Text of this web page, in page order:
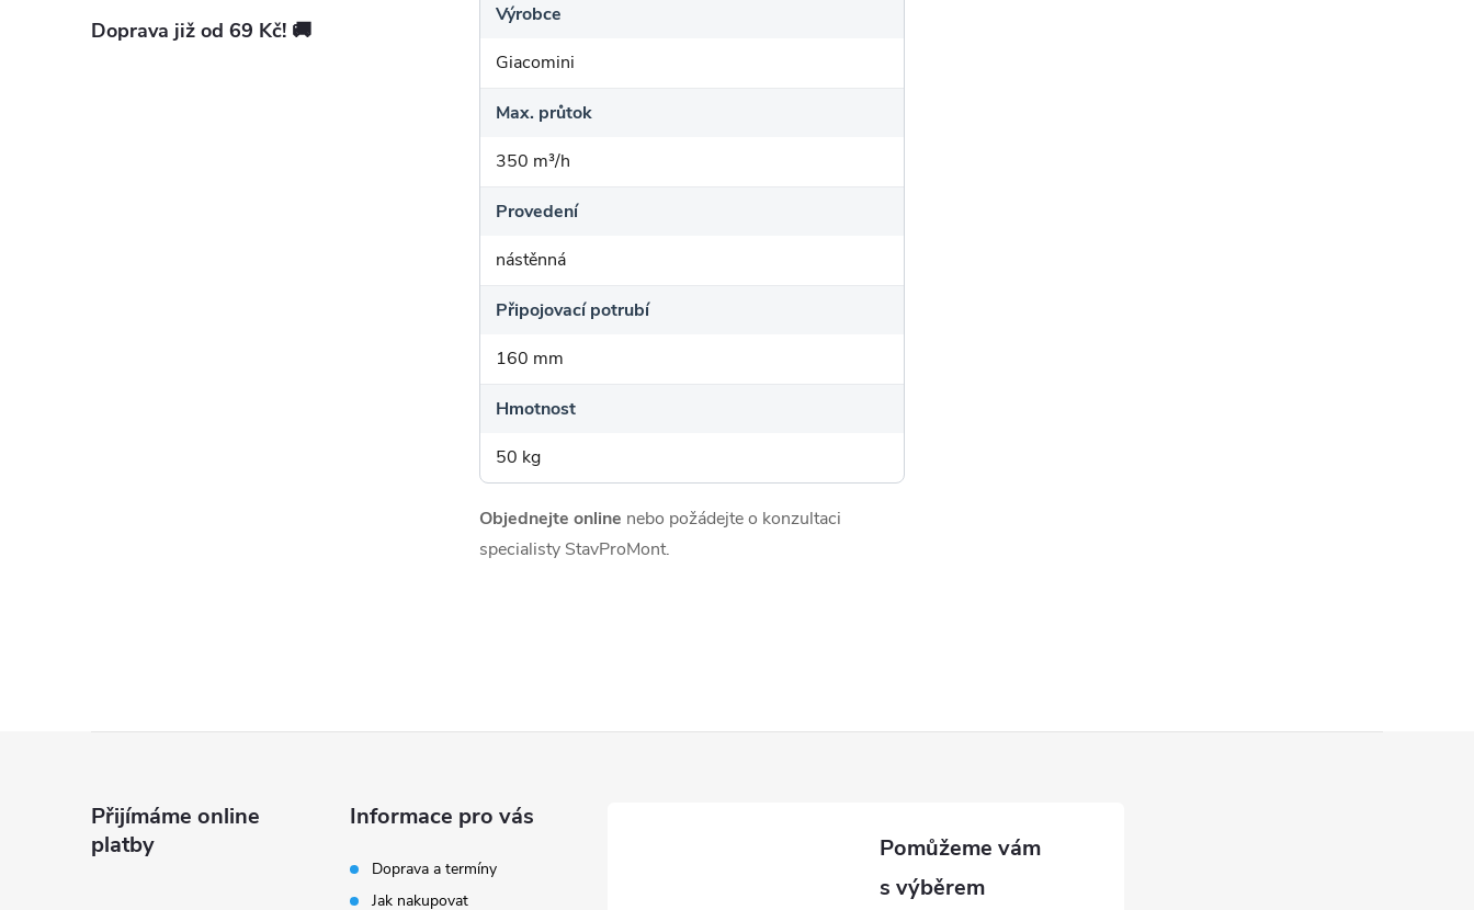
Doprava již od 69 Kč! 🚚
Výrobce
Giacomini
Max. průtok
350 m³/h
Provedení
nástěnná
Připojovací potrubí
160 mm
Hmotnost
50 kg
Objednejte online nebo požádejte o konzultaci
specialisty StavProMont.
Přijímáme online
platby
Informace pro vás
Doprava a termíny
Jak nakupovat